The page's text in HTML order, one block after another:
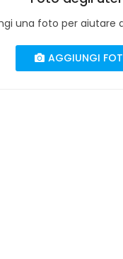
una foto per aiutare
AGGIUNGI